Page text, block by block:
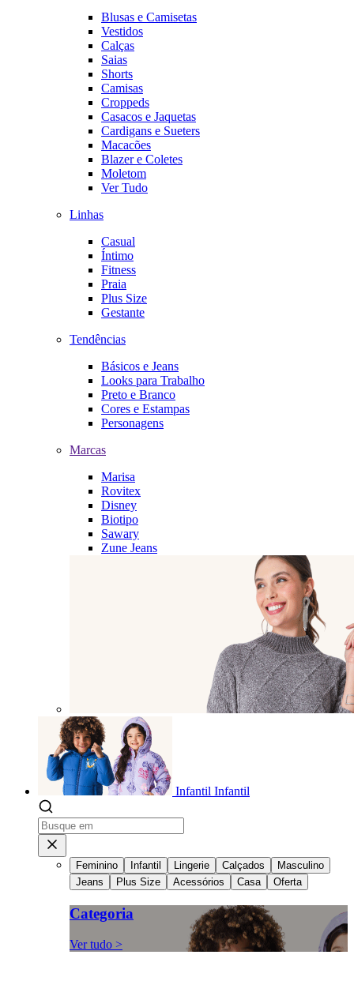
Blusas e Camisetas
Vestidos
Calças
Saias
Shorts
Camisas
Croppeds
Casacos e Jaquetas
Cardigans e Sueters
Macacões
Blazer e Coletes
Moletom
Ver Tudo
Linhas
Casual
Íntimo
Fitness
Praia
Plus Size
Gestante
Tendências
Básicos e Jeans
Looks para Trabalho
Preto e Branco
Cores e Estampas
Personagens
Marcas
Marisa
Rovitex
Disney
Biotipo
Sawary
Zune Jeans
Infantil Infantil
Feminino Infantil Lingerie Calçados
Masculino
Jeans
Plus Size Acessórios Casa Oferta
Categoria
Ver tudo >